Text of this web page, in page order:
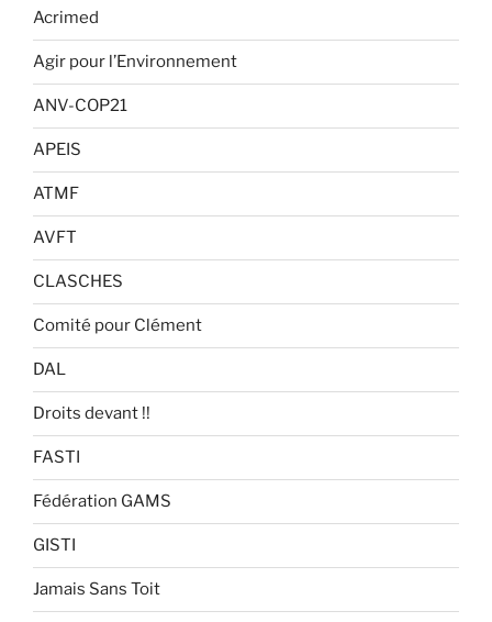
Acrimed
Agir pour l’Environnement
ANV-COP21
APEIS
ATMF
AVFT
CLASCHES
Comité pour Clément
DAL
Droits devant !!
FASTI
Fédération GAMS
GISTI
Jamais Sans Toit